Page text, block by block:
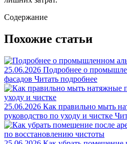
Содержание
Похожие статьи
25.06.2026 Подробнее о
фасадов Читать подробнее
25.06.2026 Как правильно мыть
руководство по уходу и чистке